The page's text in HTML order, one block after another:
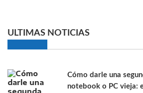
ULTIMAS NOTICIAS
Cómo darle una
notebook o PC vieja: